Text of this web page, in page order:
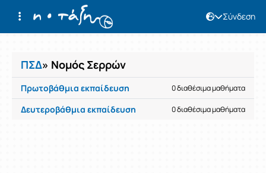
Σύνδεση
Μαθήματα
ΠΣΔ» Νομός Σερρών
Πρωτοβάθμια εκπαίδευση 0 διαθέσιμα μαθήματα
Δευτεροβάθμια εκπαίδευση 0 διαθέσιμα μαθήματα